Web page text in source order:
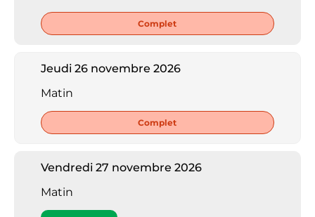
Complet
Jeudi 26 novembre 2026
Matin
Complet
Vendredi 27 novembre 2026
Matin